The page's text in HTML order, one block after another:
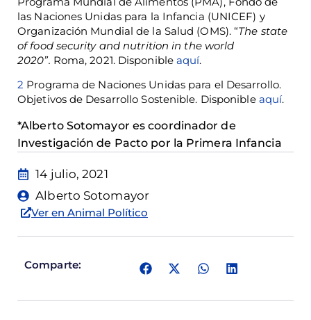
las Naciones Unidas para la Infancia (UNICEF) y
Organización Mundial de la Salud (OMS). “The state
of food security and nutrition in the world
2020”. Roma, 2021. Disponibleaquí.
2 Programa de Naciones Unidas para el Desarrollo.
Objetivos de Desarrollo Sostenible. Disponible aquí.
*Alberto Sotomayor es coordinador de
Investigación de Pacto por la Primera Infancia
14 julio, 2021
Alberto Sotomayor
Ver en Animal Político
Comparte: